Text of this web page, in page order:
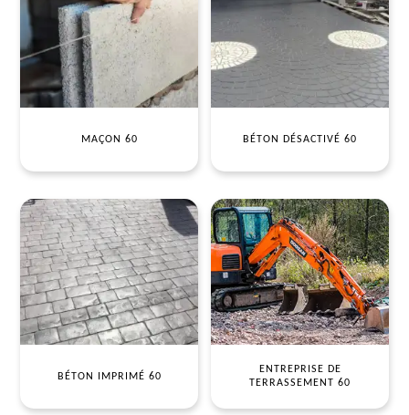
MAÇON 60 BÉTON DÉSACTIVÉ 60
BÉTON IMPRIMÉ 60
ENTREPRISE DE
TERRASSEMENT 60